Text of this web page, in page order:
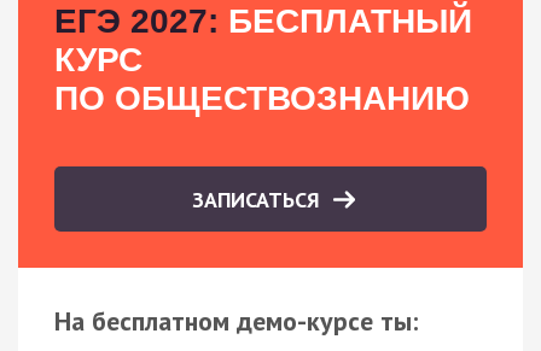
ЕГЭ 2027: БЕСПЛАТНЫЙ
КУРС
ПО ОБЩЕСТВОЗНАНИЮ
ЗАПИСАТЬСЯ
На бесплатном демо-курсе ты: